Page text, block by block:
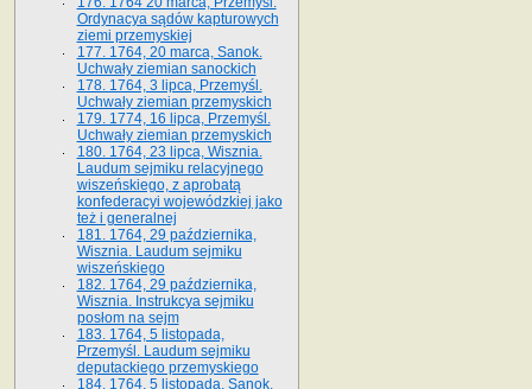
Ordynacya sądów kapturowych
ziemi przemyskiej
177. 1764, 20 marca, Sanok.
Uchwały ziemian sanockich
178. 1764, 3 lipca, Przemyśl.
Uchwały ziemian przemyskich
179. 1774, 16 lipca, Przemyśl.
Uchwały ziemian przemyskich
180. 1764, 23 lipca, Wisznia.
Laudum sejmiku relacyjnego
wiszeńskiego, z aprobatą
konfederacyi wojewódzkiej jako
też i generalnej
181. 1764, 29 października,
Wisznia. Laudum sejmiku
wiszeńskiego
182. 1764, 29 października,
Wisznia. Instrukcya sejmiku
posłom na sejm
183. 1764, 5 listopada,
Przemyśl. Laudum sejmiku
deputackiego przemyskiego
184. 1764, 5 listopada, Sanok.